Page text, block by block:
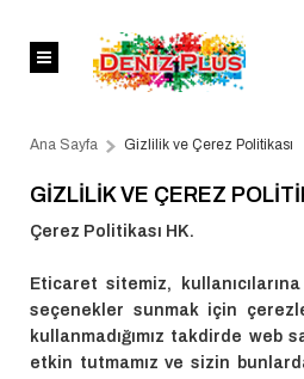
Ana Sayfa Gizlilik ve Çerez Politikası
GIZLILIK VE ÇEREZ
Çerez Politikası HK.
Eticaret sitemiz,
seçenekler sunmak için
kullanmadığımız takdirde web
etkin tutmamız ve sizin